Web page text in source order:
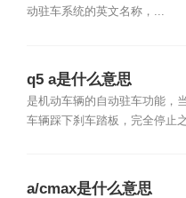
动驻车系统的英文名称，...
q5 a是什么意思
是机动车辆的自动驻车功能，
车辆踩下刹车踏板，完全停止
a/cmax是什么意思